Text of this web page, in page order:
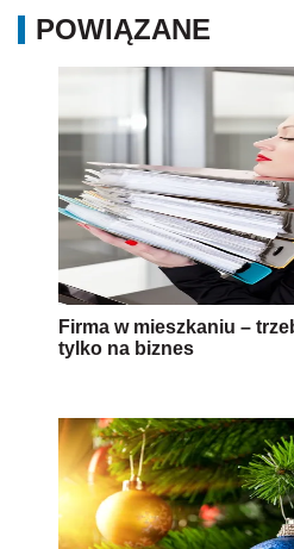
POWIĄZANE
Firma w mieszkaniu –
tylko na biznes